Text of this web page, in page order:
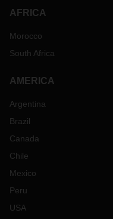
AFRICA
Morocco
South Africa
AMERICA
Argentina
Brazil
Canada
Chile
Mexico
Peru
USA